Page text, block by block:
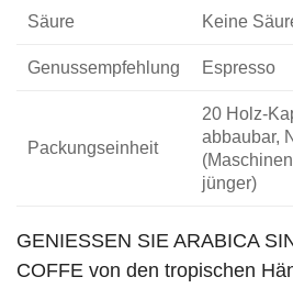
Säure Keine
Genussempfehlung Espresso
Packungseinheit
20 Holz-
abbaubar,
jünger)
GENIESSEN SIE ARABICA
COFFE von den tropischen